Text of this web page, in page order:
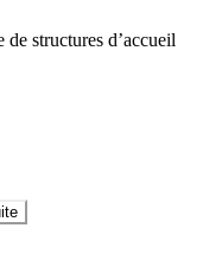
de structures d’accueil